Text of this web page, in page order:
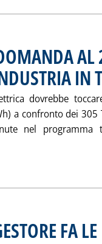
IN
dovrebbe
a confronto dei 305
nel programma
FA